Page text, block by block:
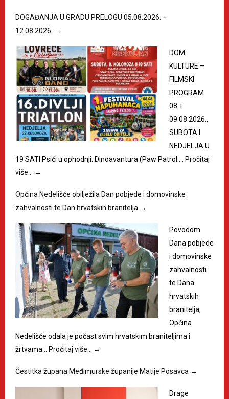
DOGAĐANJA U GRADU PRELOGU 05.08.2026. –
12.08.2026. →
DOM
KULTURE –
FILMSKI
PROGRAM
08. i
09.08.2026.,
SUBOTA I
NEDJELJA U
19 SATI Psići u ophodnji: Dinoavantura (Paw Patrol:… Pročitaj
više…
→
Općina Nedelišće obilježila Dan pobjede i domovinske
zahvalnosti te Dan hrvatskih branitelja →
Povodom
Dana pobjede
i domovinske
zahvalnosti
te Dana
hrvatskih
branitelja,
Općina
Nedelišće odala je počast svim hrvatskim braniteljima i
žrtvama… Pročitaj više… →
Čestitka župana Međimurske županije Matije Posavca →
Drage